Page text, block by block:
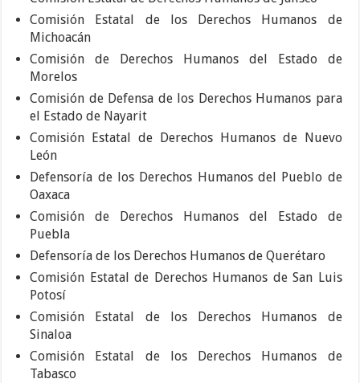
Comisión Estatal de los Derechos Humanos de
Michoacán
Comisión de Derechos Humanos del Estado de
Morelos
Comisión de Defensa de los Derechos Humanos para
el Estado de Nayarit
Comisión Estatal de Derechos Humanos de Nuevo
León
Defensoría de los Derechos Humanos del Pueblo de
Oaxaca
Comisión de Derechos Humanos del Estado de
Puebla
Defensoría de los Derechos Humanos de Querétaro
Comisión Estatal de Derechos Humanos de San Luis
Potosí
Comisión Estatal de los Derechos Humanos de
Sinaloa
Comisión Estatal de los Derechos Humanos de
Tabasco